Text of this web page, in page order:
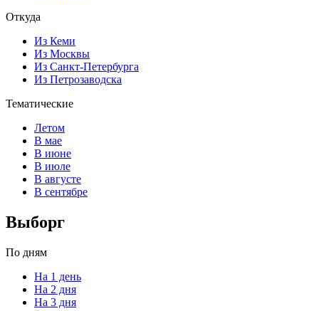
Откуда
Из Кеми
Из Москвы
Из Санкт-Петербурга
Из Петрозаводска
Тематические
Летом
В мае
В июне
В июле
В августе
В сентябре
Выборг
По дням
На 1 день
На 2 дня
На 3 дня